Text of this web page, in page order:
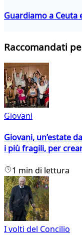
Guardiamo a
Raccomandati
Giovani
Giovani, un’estate
i più fragili, per
1 min di lettura
I volti del Concilio